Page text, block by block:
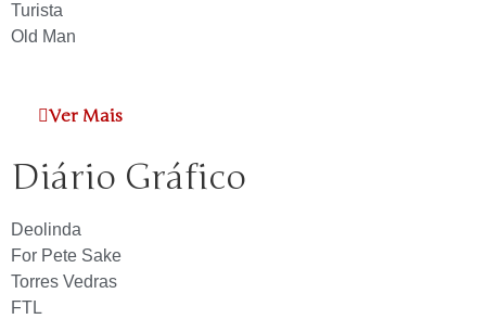
Turista
Old Man
Ver Mais
Diário Gráfico
Deolinda
For Pete Sake
Torres Vedras
FTL